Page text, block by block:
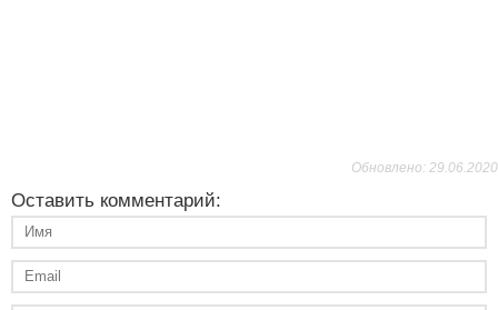
Обновлено: 29.06.2020
Оставить комментарий: